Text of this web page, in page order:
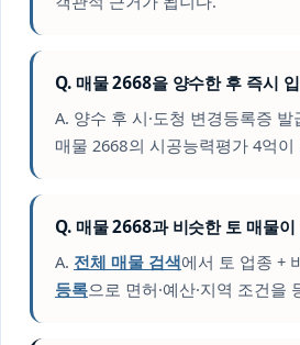
Q. 매물 2668을 양수한 후 즉시
A. 양수 후 시·도청 변경등록증
매물 2668의 시공능력평가 4억
Q. 매물 2668과 비슷한 토 매물이
A. 전체 매물 검색에서 토 업종 +
등록으로 면허·예산·지역 조건